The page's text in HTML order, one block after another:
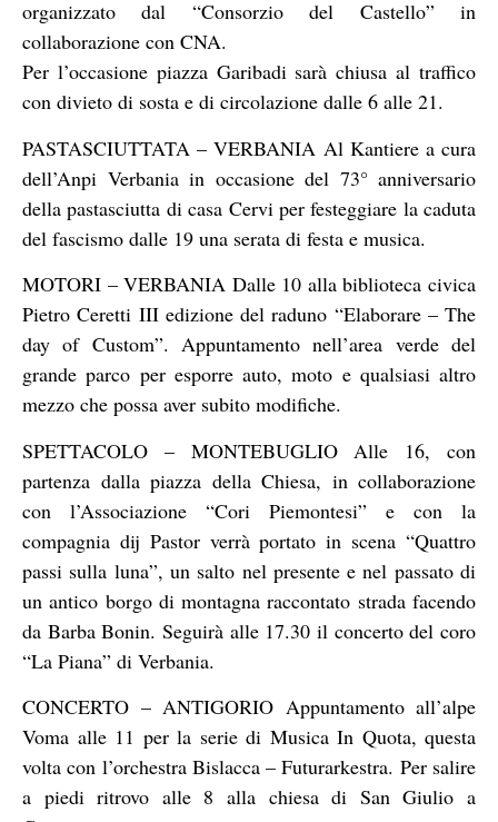
organizzato dal “Consorzio del Castello” in
collaborazione con CNA.
Per l’occasione piazza Garibadi sarà chiusa al traffico
con divieto di sosta e di circolazione dalle 6 alle 21.
PASTASCIUTTATA – VERBANIA Al Kantiere a cura
dell’Anpi Verbania in occasione del 73° anniversario
della pastasciutta di casa Cervi per festeggiare la caduta
del fascismo dalle 19 una serata di festa e musica.
MOTORI – VERBANIA Dalle 10 alla biblioteca civica
Pietro Ceretti III edizione del raduno “Elaborare – The
day of Custom”. Appuntamento nell’area verde del
grande parco per esporre auto, moto e qualsiasi altro
mezzo che possa aver subito modifiche.
SPETTACOLO – MONTEBUGLIO Alle 16, con
partenza dalla piazza della Chiesa, in collaborazione
con l’Associazione “Cori Piemontesi” e con la
compagnia dij Pastor verrà portato in scena “Quattro
passi sulla luna”, un salto nel presente e nel passato di
un antico borgo di montagna raccontato strada facendo
da Barba Bonin. Seguirà alle 17.30 il concerto del coro
“La Piana” di Verbania.
CONCERTO – ANTIGORIO Appuntamento all’alpe
Voma alle 11 per la serie di Musica In Quota, questa
volta con l’orchestra Bislacca – Futurarkestra. Per salire
a piedi ritrovo alle 8 alla chiesa di San Giulio a